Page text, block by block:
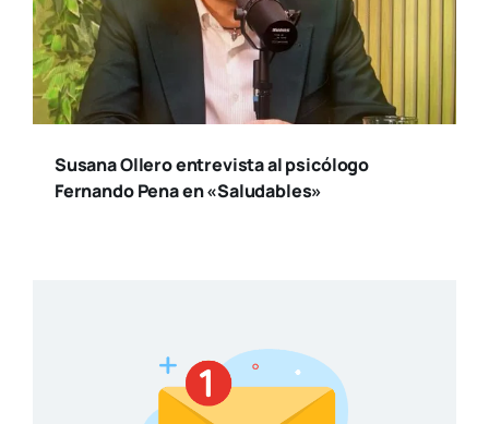
Susana Ollero entrevista al psicólogo
Fernando Pena en «Saludables»